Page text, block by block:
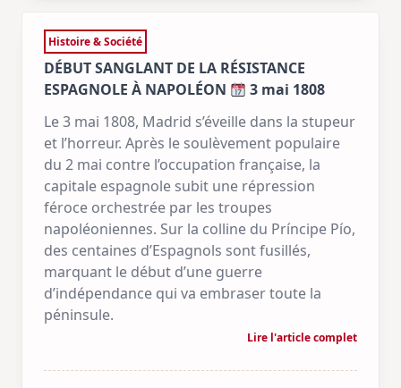
Histoire & Société
DÉBUT SANGLANT DE LA RÉSISTANCE
ESPAGNOLE À NAPOLÉON
3 mai 1808
Le 3 mai 1808, Madrid s’éveille dans la stupeur
et l’horreur. Après le soulèvement populaire
du 2 mai contre l’occupation française, la
capitale espagnole subit une répression
féroce orchestrée par les troupes
napoléoniennes. Sur la colline du Príncipe Pío,
des centaines d’Espagnols sont fusillés,
marquant le début d’une guerre
d’indépendance qui va embraser toute la
péninsule.
Lire l'article complet